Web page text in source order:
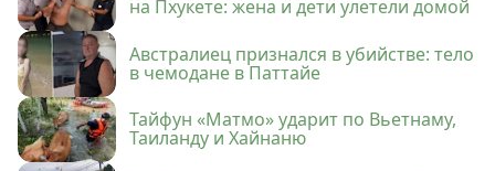
на Пхукете: жена и дети улетели домой
Австралиец признался в убийстве: тело
в чемодане в Паттайе
Тайфун «Матмо» ударит по Вьетнаму,
Таиланду и Хайнаню